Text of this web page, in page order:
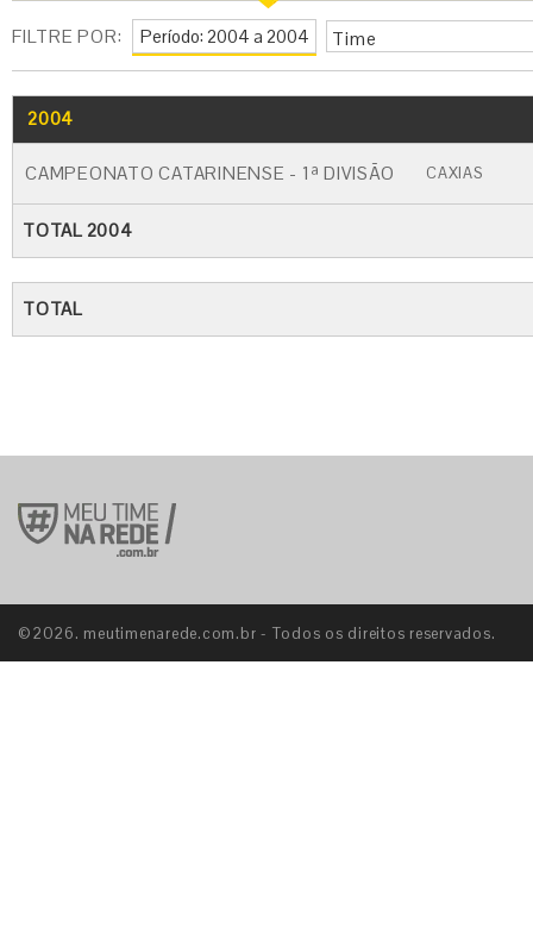
FILTRE POR: Time
2004
CAMPEONATO CATARINENSE - 1ª DIVISÃO CAXIAS
TOTAL 2004
TOTAL
©2026. meutimenarede.com.br - Todos os direitos reservados.